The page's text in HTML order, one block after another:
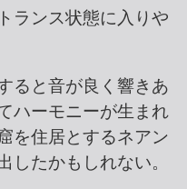
ランス状態に入りや
ると音が良く響きあ
ハーモニーが生まれ
を住居とするネアン
したかもしれない。